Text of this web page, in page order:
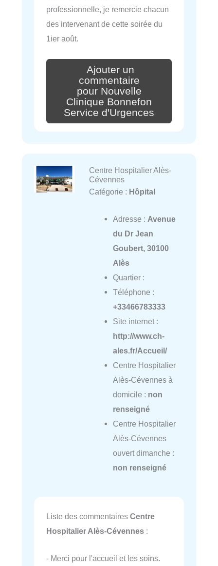
professionnelle, je remercie chacun
des intervenant de cette soirée du
1ier août.
Ajouter un
commentaire
pour Nouvelle
Clinique Bonnefon
Service d'Urgences
Centre Hospitalier Alès-
Cévennes
Catégorie : Hôpital
Adresse : Avenue
du Dr Jean
Goubert, 30100
Alès
Quartier :
Téléphone :
+33466783333
Site internet :
http://www.ch-
ales.fr/Accueil/
Centre Hospitalier
Alès-Cévennes à
domicile : non
renseigné
Centre Hospitalier
Alès-Cévennes
ouvert dimanche :
non renseigné
Liste des commentaires Centre
Hospitalier Alès-Cévennes :
- Merci pour l'accueil et les soins.